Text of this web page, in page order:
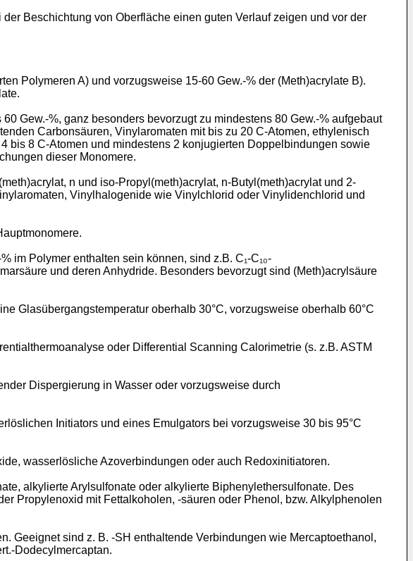
Beschichtung von Oberfläche einen guten Verlauf zeigen und vor der
Polymeren A) und vorzugsweise 15-60 Gew.-% der (Meth)acrylate B).
Gew.-%, ganz besonders bevorzugt zu mindestens 80 Gew.-% aufgebaut
Carbonsäuren, Vinylaromaten mit bis zu 20 C-Atomen, ethylenisch
bis 8 C-Atomen und mindestens 2 konjugierten Doppelbindungen sowie
dieser Monomere.
n und iso-Propyl(meth)acrylat, n-Butyl(meth)acrylat und 2-
Vinylhalogenide wie Vinylchlorid oder Vinylidenchlorid und
im Polymer enthalten sein können, sind z.B. C₁-C₁₀-
und deren Anhydride. Besonders bevorzugt sind (Meth)acrylsäure
Glasübergangstemperatur oberhalb 30°C, vorzugsweise oberhalb 60°C
oder Differential Scanning Calorimetrie (s. z.B. ASTM
Dispergierung in Wasser oder vorzugsweise durch
Initiators und eines Emulgators bei vorzugsweise 30 bis 95°C
wasserlösliche Azoverbindungen oder auch Redoxinitiatoren.
alkylierte Arylsulfonate oder alkylierte Biphenylethersulfonate. Des
Propylenoxid mit Fettalkoholen, -säuren oder Phenol, bzw. Alkylphenolen
Geeignet sind z. B. -SH enthaltende Verbindungen wie Mercaptoethanol,
Dodecylmercaptan.